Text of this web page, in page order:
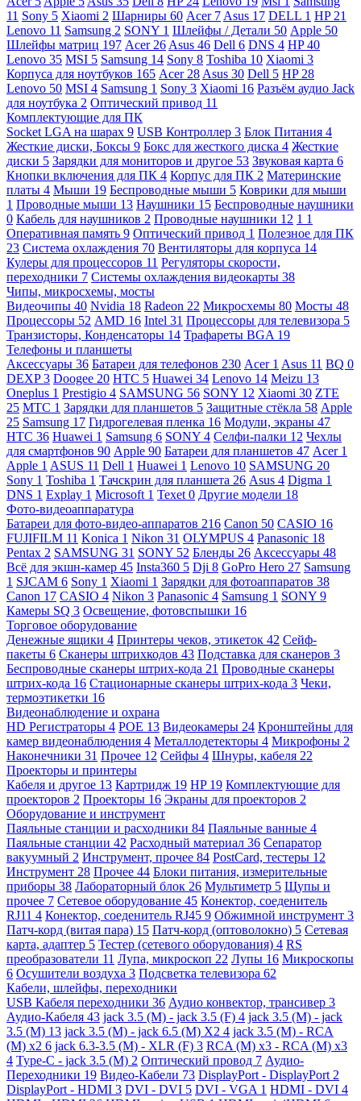
11 Sony 5 Xiaomi 2 Шарниры 60 Acer 7 Asus 17 DELL 1 HP 21
Lenovo 11 Samsung 2 SONY 1 Шлейфы / Детали 50 Apple 50
Шлейфы матриц 197 Acer 26 Asus 46 Dell 6 DNS 4 HP40
Lenovo 35 MSI 5 Samsung 14 Sony 8 Toshiba 10 Xiaomi 3
Корпуса для ноутбуков 165 Acer 28 Asus 30 Dell 5 HP 28
Lenovo 50 MSI 4 Samsung 1 Sony 3 Xiaomi 16 Разъём аудио Jack
для ноутбука 2 Оптический привод 11
Комплектующие для ПК
Socket LGA на шарах 9 USB Контроллер 3 Блок Питания 4
Жесткие диски, Боксы 9 Бокс для жесткого диска 4 Жесткие
диски 5 Зарядки для мониторов и другое 53 Звуковая карта 6
Кнопки включения для ПК 4 Корпус для ПК 2 Материнские
платы 4 Мыши 19 Беспроводные мыши 5 Коврики для мыши
1 Проводные мыши 13 Наушники 15 Беспроводные наушники
0 Кабель для наушников 2 Проводные наушники 12 1 1
Оперативная память 9 Оптический привод 1 Полезное для ПК
23 Система охлаждения 70 Вентиляторы для корпуса 14
Кулеры для процессоров 11 Регуляторы скорости,
переходники 7 Системы охлаждения видеокарты 38
Чипы, микросхемы, мосты
Видеочипы 40 Nvidia 18 Radeon 22 Микросхемы 80 Мосты 48
Процессоры 52 AMD 16 Intel 31 Процессоры для телевизора 5
Транзисторы, Конденсаторы 14 Трафареты BGA 19
Телефоны и планшеты
Аксессуары 36 Батареи для телефонов 230 Acer 1 Asus 11 BQ 0
DEXP3 Doogee 20 HTC 5 Huawei 34 Lenovo 14 Meizu 13
Oneplus 1 Prestigio 4 SAMSUNG 56 SONY 12 Xiaomi 30 ZTE
25 МТС 1 Зарядки для планшетов 5 Защитные стёкла 58 Apple
25 Samsung 17 Гидрогелевая пленка 16 Модули, экраны 47
HTC 36 Huawei 1 Samsung 6 SONY 4 Селфи-палки 12 Чехлы
для смартфонов 90 Apple 90 Батареи для планшетов 47 Acer 1
Apple 1 ASUS 11 Dell 1 Huawei 1 Lenovo 10 SAMSUNG 20
Sony 1 Toshiba 1 Тачскрин для планшета 26 Asus 4 Digma 1
DNS 1 Explay 1 Microsoft 1 Texet 0 Другие модели 18
Фото-видеоаппаратура
Батареи для фото-видео-аппаратов 216 Canon 50 CASIO 16
FUJIFILM 11 Konica 1 Nikon 31 OLYMPUS 4 Panasonic 18
Pentax 2 SAMSUNG 31 SONY 52 Бленды 26 Аксессуары 48
Всё для экшн-камер 45 Insta360 5 Dji 8 GoPro Hero 27 Samsung
1 SJCAM 6 Sony 1 Xiaomi 1 Зарядки для фотоаппаратов 38
Canon 17 CASIO 4 Nikon 3 Panasonic 4 Samsung 1 SONY 9
Камеры SQ 3 Освещение, фотовспышки 16
Торговое оборудование
Денежные ящики 4 Принтеры чеков, этикеток 42 Сейф-
пакеты 6 Сканеры штрихкодов 43 Подставка для сканеров 3
Беспроводные сканеры штрих-кода 21 Проводные сканеры
штрих-кода 16 Стационарные сканеры штрих-кода 3 Чеки,
термоэтикетки 16
Видеонаблюдение и охрана
HD Регистраторы 4 POE 13 Видеокамеры 24 Кронштейны для
камер видеонаблюдения 4 Металлодетекторы 4 Микрофоны 2
Наконечники 31 Прочее 12 Сейфы 4 Шнуры, кабеля 22
Проекторы и принтеры
Кабеля и другое 13 Картридж 19 HP 19 Комплектующие для
проекторов 2 Проекторы 16 Экраны для проекторов 2
Оборудование и инструмент
Паяльные станции и расходники 84 Паяльные ванные 4
Паяльные станции 42 Расходный материал 36 Сепаратор
вакуумный 2 Инструмент, прочее 84 PostCard, тестеры 12
Инструмент 28 Прочее 44 Блоки питания, измерительные
приборы 38 Лабораторный блок 26 Мультиметр 5 Щупы и
прочее 7 Сетевое оборудование 45 Конектор, соеденитель
RJ11 4 Конектор, соеденитель RJ45 9 Обжимной инструмент 3
Патч-корд (витая пара) 15 Патч-корд (оптоволокно) 5 Сетевая
карта, адаптер 5 Тестер (сетевого оборудования) 4 RS
преобразователи 11 Лупа, микроскоп 22 Лупы 16 Микроскопы
6 Осушители воздуха 3 Подсветка телевизора 62
Кабели, шлейфы, переходники
USB Кабеля переходники 36 Аудио конвектор, трансивер 3
Аудио-Кабеля 43 jack 3.5 (M) - jack 3.5 (F) 4 jack 3.5 (M) - jack
3.5 (M) 13 jack 3.5 (M) - jack 6.5 (M) X2 4 jack 3.5 (M) - RCA
(M) x2 6 jack 6.3-3.5 (M) - XLR (F) 3 RCA (M) x3 - RCA (M) x3
4 Type-C - jack 3.5 (M) 2 Оптический провод 7 Аудио-
Переходники 19 Видео-Кабели 73 DisplayPort - DisplayPort 2
DisplayPort - HDMI 3 DVI - DVI 5 DVI - VGA 1 HDMI - DVI 4